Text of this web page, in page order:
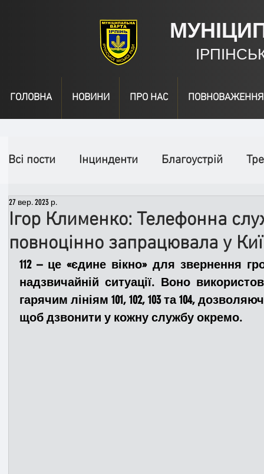
ГОЛОВНА НОВИНИ ПРО НАС ПОВНОВАЖЕННЯ
Всі пости Інцинденти Благоустрій
День народження
Спільні заходи Надзвичайні заходи
Медицина Новини ДТП
Ігор Клименко: Телефонна
повноцінно запрацювала у
27 вер. 2023 р.
112 – це «єдине вікно» для звернення
надзвичайній ситуації. Воно
гарячим лініям 101, 102, 103 та 104,
щоб дзвонити у кожну службу окремо.